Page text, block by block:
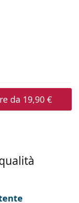
da 19,90 €